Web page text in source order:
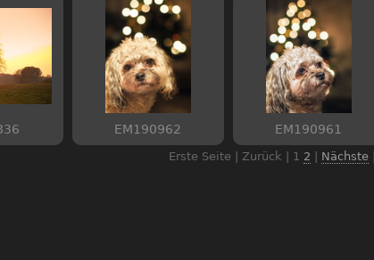
EM190962 EM190961
Erste Seite | Zurück | 1 2 Nächste